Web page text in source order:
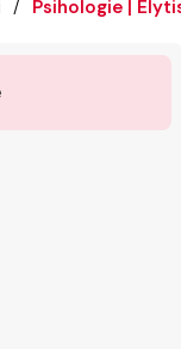
/ Psihologie |